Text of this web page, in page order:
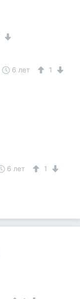
6 лет 1
6 лет 1